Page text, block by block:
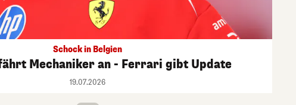
Schock in Belgien
Mechaniker an - Ferrari gibt Update
19.07.2026